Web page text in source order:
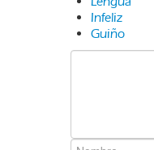
Infeliz
Guiño